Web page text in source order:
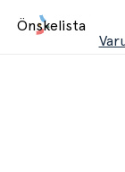
Önskelista